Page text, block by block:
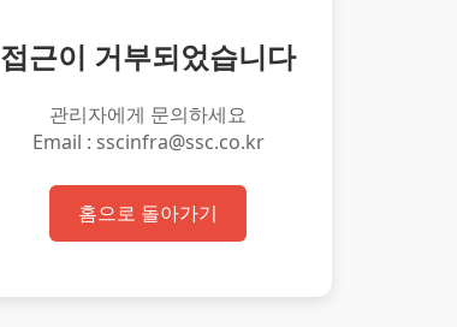
접근이 거부되었습니다
관리자에게 문의하세요
Email : sscinfra@ssc.co.kr
홈으로 돌아가기